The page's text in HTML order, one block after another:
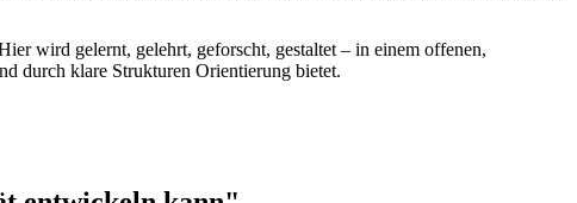
wird gelernt, gelehrt, geforscht, gestaltet – in einem offenen,
durch klare Strukturen Orientierung bietet.